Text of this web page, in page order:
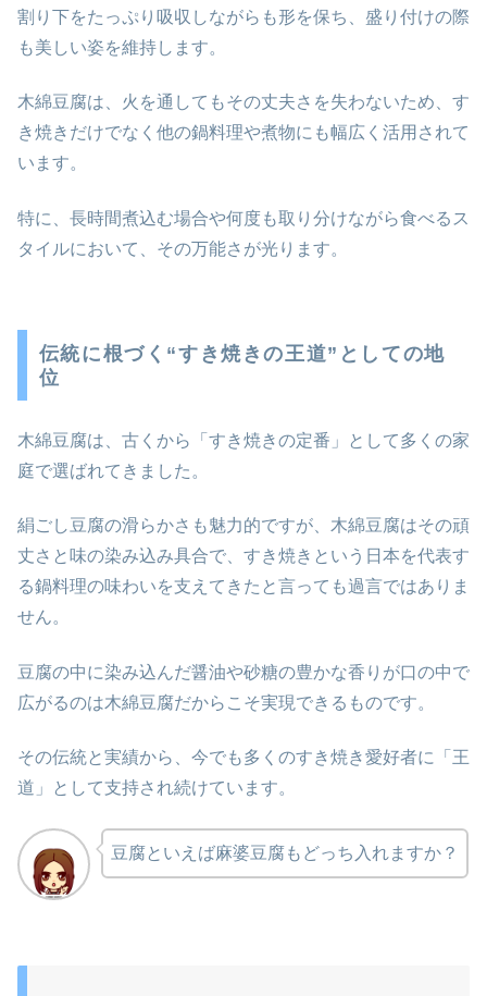
割り下をたっぷり吸収しながらも形を保ち、盛り付けの際
も美しい姿を維持します。
木綿豆腐は、火を通してもその丈夫さを失わないため、す
き焼きだけでなく他の鍋料理や煮物にも幅広く活用されて
います。
特に、長時間煮込む場合や何度も取り分けながら食べるス
タイルにおいて、その万能さが光ります。
伝統に根づく“すき焼きの王道”としての地
位
木綿豆腐は、古くから「すき焼きの定番」として多くの家
庭で選ばれてきました。
絹ごし豆腐の滑らかさも魅力的ですが、木綿豆腐はその頑
丈さと味の染み込み具合で、すき焼きという日本を代表す
る鍋料理の味わいを支えてきたと言っても過言ではありま
せん。
豆腐の中に染み込んだ醤油や砂糖の豊かな香りが口の中で
広がるのは木綿豆腐だからこそ実現できるものです。
その伝統と実績から、今でも多くのすき焼き愛好者に「王
道」として支持され続けています。
豆腐といえば麻婆豆腐もどっち入れますか？